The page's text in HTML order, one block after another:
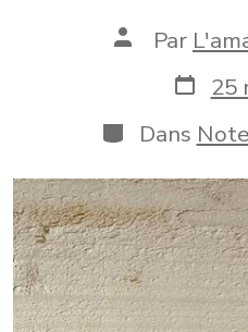
Auteur
publication
Par
Date
de
25
Catégories
Dans